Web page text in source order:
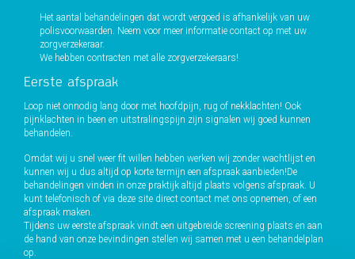
Het aantal behandelingen dat wordt vergoed is afhankelijk van uw
polisvoorwaarden. Neem voor meer informatie contact op met uw
zorgverzekeraar.
We hebben contracten met alle zorgverzekeraars!
Eerste afspraak
Loop niet onnodig lang door met hoofdpijn, rug of nekklachten! Ook
pijnklachten in been en uitstralingspijn zijn signalen wij goed kunnen
behandelen.
Omdat wij u snel weer fit willen hebben werken wij zonder wachtlijst en
kunnen wij u dus altijd op korte termijn een afspraak aanbieden!De
behandelingen vinden in onze praktijk altijd plaats volgens afspraak. U
kunt telefonisch of via deze site direct contact met ons opnemen, of een
afspraak maken.
Tijdens uw eerste afspraak vindt een uitgebreide screening plaats en aan
de hand van onze bevindingen stellen wij samen met u een behandelplan
op.